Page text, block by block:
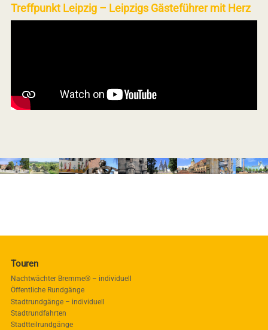
Treffpunkt Leipzig – Leipzigs Gästeführer mit Herz
Touren
Nachtwächter Bremme® – individuell
Öffentliche Rundgänge
Stadtrundgänge – individuell
Stadtrundfahrten
Stadtteilrundgänge